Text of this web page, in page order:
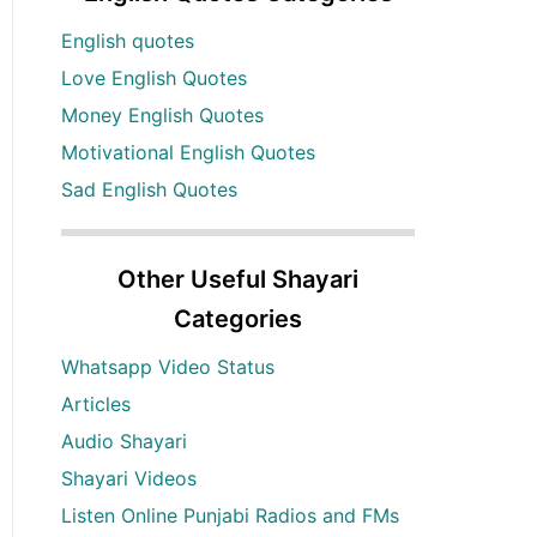
English quotes
Love English Quotes
Money English Quotes
Motivational English Quotes
Sad English Quotes
Other Useful Shayari
Categories
Whatsapp Video Status
Articles
Audio Shayari
Shayari Videos
Listen Online Punjabi Radios and FMs